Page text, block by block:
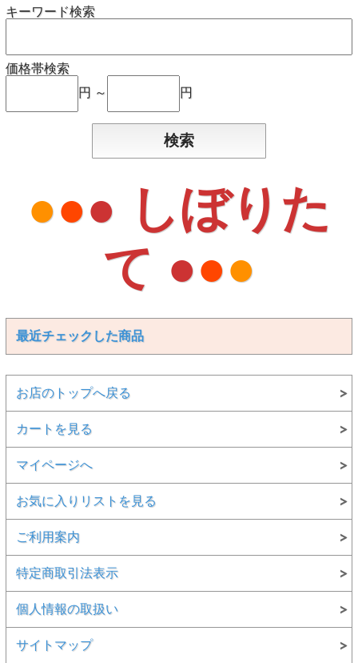
キーワード検索
価格帯検索
円 ～
円
●●● しぼりた
て ●●●
最近チェックした商品
お店のトップへ戻る
カートを見る
マイページへ
お気に入りリストを見る
ご利用案内
特定商取引法表示
個人情報の取扱い
サイトマップ